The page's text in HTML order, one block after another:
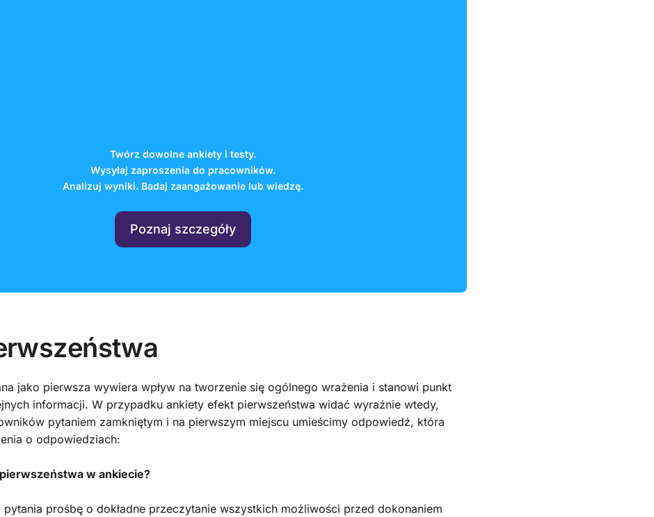
Twórz dowolne ankiety i testy.
Wysyłaj zaproszenia do pracowników.
Analizuj wyniki. Badaj zaangażowanie lub wiedzę.
Poznaj szczegóły
jako pierwsza wywiera wpływ na tworzenie się ogólnego wrażenia i stanowi punkt
informacji. W przypadku ankiety efekt pierwszeństwa widać wyraźnie wtedy,
pytaniem zamkniętym i na pierwszym miejscu umieścimy odpowiedź, która
o odpowiedziach:
w ankiecie?
prośbę o dokładne przeczytanie wszystkich możliwości przed dokonaniem